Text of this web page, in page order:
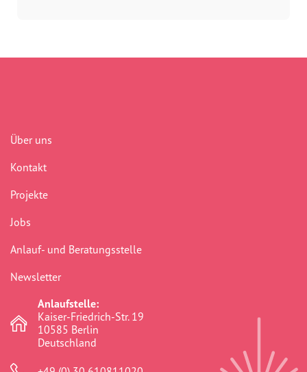
Über uns
Kontakt
Projekte
Jobs
Anlauf- und Beratungsstelle
Newsletter
Anlaufstelle:
Kaiser-Friedrich-Str. 19
10585 Berlin
Deutschland